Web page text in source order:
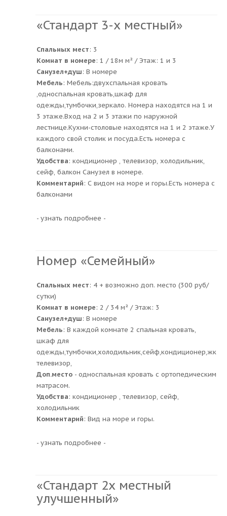
«Стандарт 3-х местный»
Спальных мест: 3
Комнат в номере: 1 / 18м м² / Этаж: 1 и 3
Санузел+душ: В номере
Мебель: Мебель:двухспальная кровать
,односпальная кровать,шкаф для
одежды,тумбочки,зеркало. Номера находятся на 1 и
3 этаже.Вход на 2 и 3 этажи по наружной
лестнице.Кухни-столовые находятся на 1 и 2 этаже.У
каждого свой столик и посуда.Есть номера с
балконами.
Удобства: кондиционер , телевизор, холодильник,
сейф, балкон Санузел в номере.
Комментарий: С видом на море и горы.Есть номера с
балконами
- узнать подробнее -
Номер «Семейный»
Спальных мест: 4 + возможно доп. место (300 руб/
сутки)
Комнат в номере: 2 / 34 м² / Этаж: 3
Санузел+душ: В номере
Мебель: В каждой комнате 2 спальная кровать,
шкаф для
одежды,тумбочки,холодильник,сейф,кондиционер,жк
телевизор,
Доп.место - односпальная кровать с ортопедическим
матрасом.
Удобства: кондиционер , телевизор, сейф,
холодильник
Комментарий: Вид на море и горы.
- узнать подробнее -
«Стандарт 2х местный
улучшенный»